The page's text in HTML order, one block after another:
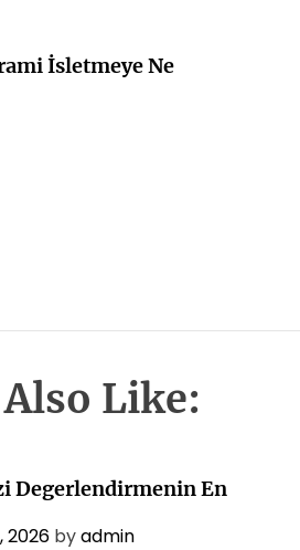
İsletmeye Ne
Like:
Degerlendirmenin En
2026 byadmin